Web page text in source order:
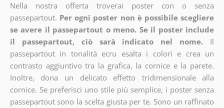
Nella nostra offerta troverai poster con o senza
passepartout. Per ogni poster non è possibile scegliere
se avere il passepartout o meno. Se il poster include
il passepartout, ciò sarà indicato nel nome.
Il
passepartout in tonalità ecru esalta i colori e crea un
contrasto aggiuntivo tra la grafica, la cornice e la parete.
Inoltre, dona un delicato effetto tridimensionale alla
cornice. Se preferisci uno stile più semplice, i poster senza
passepartout sono la scelta giusta per te. Sono un raffinato